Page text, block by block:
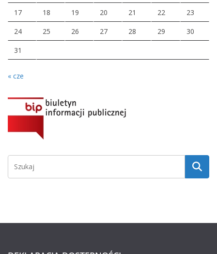
17 18 19 20 21 22 23
24 25 26 27 28 29 30
31
« cze